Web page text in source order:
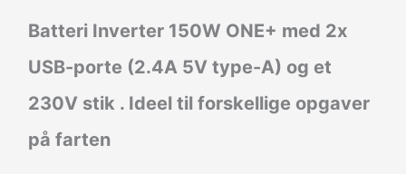
Batteri Inverter150W ONE+ med 2x
USB-porte (2.4A 5V type-A) og et
230V stik . Ideel til forskellige opgaver
på farten